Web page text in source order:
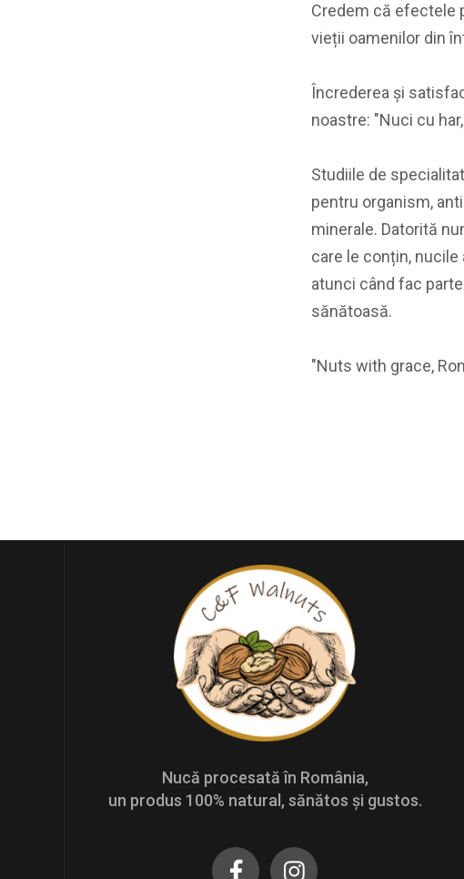
Credem că efectele
vieții oamenilor din
Încrederea și
noastre: "Nuci cu
Studiile de
pentru organism,
minerale. Datorită
care le conțin,
atunci când fac
sănătoasă.
"Nuts with grace,
Nucă procesată în România,
un produs 100% natural, sănătos și gustos.